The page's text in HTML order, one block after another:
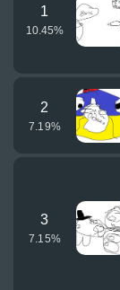
1
10.45%
2
7.19%
3
7.15%